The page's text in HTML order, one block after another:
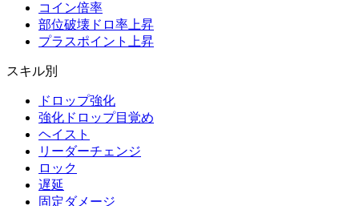
コイン倍率
部位破壊ドロ率上昇
プラスポイント上昇
スキル別
ドロップ強化
強化ドロップ目覚め
ヘイスト
リーダーチェンジ
ロック
遅延
固定ダメージ